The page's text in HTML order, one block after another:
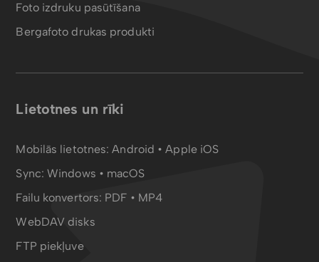
Foto izdruku pasūtīšana
Bergafoto drukas produkti
Lietotnes un rīki
Mobilās lietotnes:Android •Apple iOS
Sync:Windows • macOS
Failu konvertors: PDF • MP4
WebDAV disks
FTP piekļuve